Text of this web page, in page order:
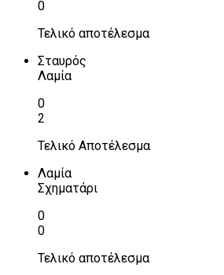
0
Τελικό αποτέλεσμα
Σταυρός
Λαμία
0
2
Τελικό Αποτέλεσμα
Λαμία
Σχηματάρι
0
0
Τελικό αποτέλεσμα